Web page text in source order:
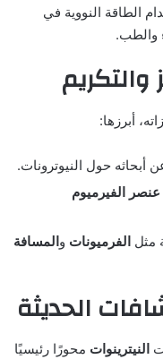
الطاقة النووية في
والطب.
والتكريم
أبرزها:
أبحاثه حول النيوترونات.
عنصر الفيرميوم
مثل الفرميونات والمسافة
الحديثة
النيترينوات محورًا رئيسيًا